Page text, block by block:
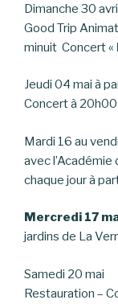
Dimanche 30
Good Trip
minuit Concert «
Jeudi 04 mai à
Concert à
Mardi 16 au
avec
chaque jour à
Mercredi 17
jardins de La
Samedi 20 mai
Restauration –